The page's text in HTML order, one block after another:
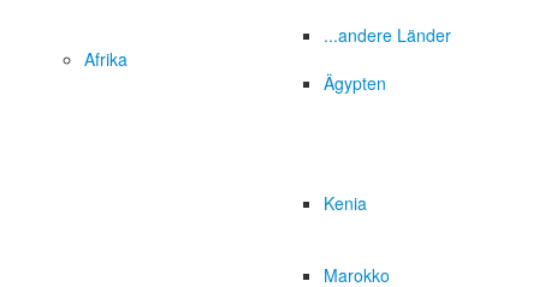
...andere Länder
Afrika
Ägypten
Kenia
Marokko